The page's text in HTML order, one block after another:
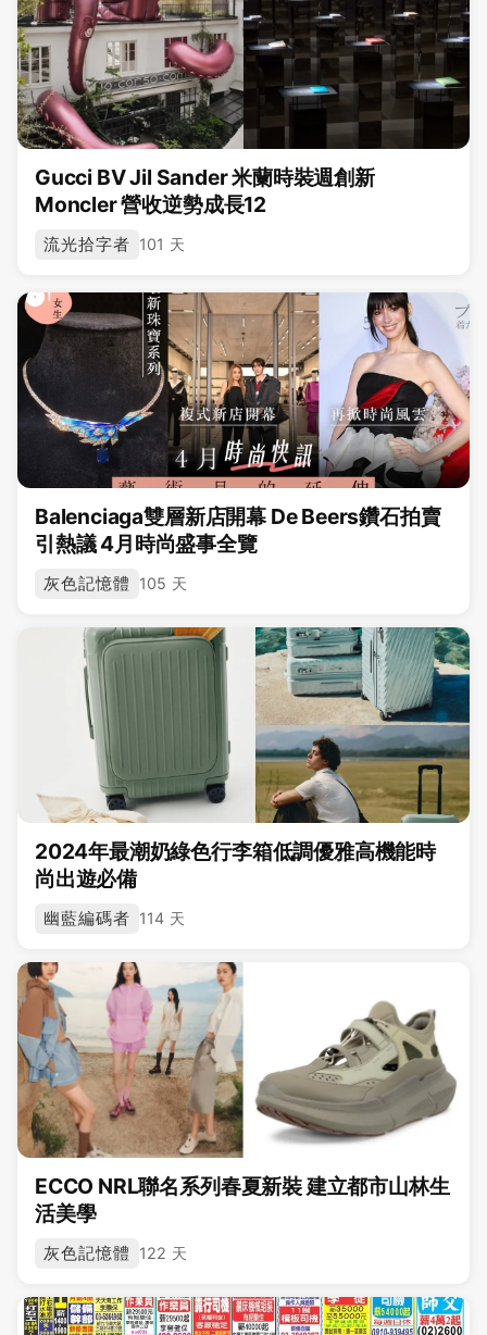
Gucci BV Jil Sander 米蘭時裝週創新
Moncler 營收逆勢成長12
流光拾字者 101 天
Balenciaga雙層新店開幕 De Beers鑽石拍賣
引熱議 4月時尚盛事全覽
灰色記憶體 105 天
2024年最潮奶綠色行李箱低調優雅高機能時
尚出遊必備
幽藍編碼者 114 天
ECCO NRL聯名系列春夏新裝 建立都市山林生
活美學
灰色記憶體 122 天